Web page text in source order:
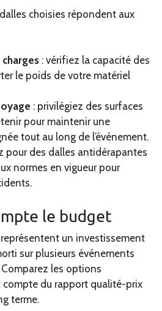
choisies répondent aux
charges : vérifiez la capacité des
le poids de votre matériel
: privilégiez des surfaces
pour maintenir une
tout au long de l’événement.
pour des dalles antidérapantes
normes en vigueur pour
le budget
un investissement
sur plusieurs événements
les options
du rapport qualité-prix
terme.